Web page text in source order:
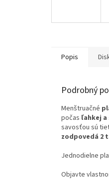
Popis
Podrobný
Menštruačné
počas ľahkej
savosťou sú
zodpovedá 2
Jednodielne
Objavte